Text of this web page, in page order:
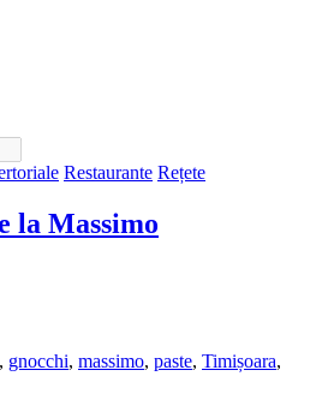
Restaurante Rețete
la Massimo
, gnocchi, massimo, paste, Timișoara,